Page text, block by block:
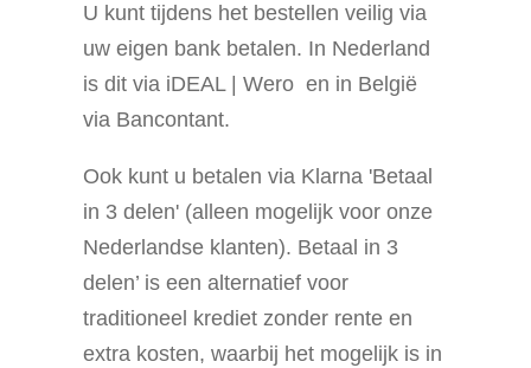
U kunt tijdens het bestellen veilig via
uw eigen bank betalen. In Nederland
is dit via iDEAL | Wero en in België
via Bancontant.
Ook kunt u betalen via Klarna 'Betaal
in 3 delen' (alleen mogelijk voor onze
Nederlandse klanten). Betaal in 3
delen’ is een alternatief voor
traditioneel krediet zonder rente en
extra kosten, waarbij het mogelijk is in